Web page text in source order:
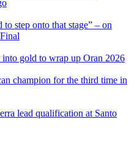
step onto that stage” – on
gold to wrap up Oran 2026
champion for the third time in
lead qualification at Santo